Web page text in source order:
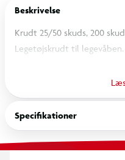
Beskrivelse
Krudt 25/50 skuds, 200
Legetøjskrudt til
som Krudt 25/50
Krudtruller 25/50 skuds
type legetøj. "Rullen" i
krudt, der er indeni hver
nok krudtsprængstof til at
Specifikationer